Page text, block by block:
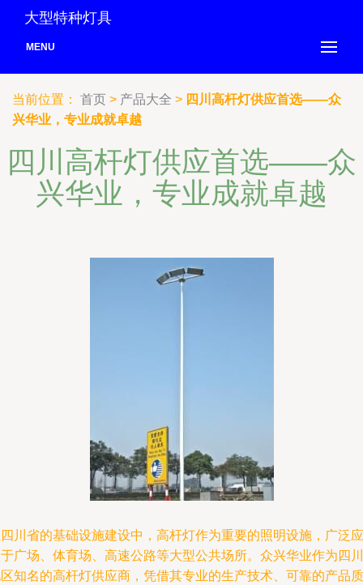
大型特种灯具
MENU
当前位置： 首页 > 产品大全 > 四川高杆灯供应首选——众
兴华业，专业成就卓越
四川高杆灯供应首选——众
兴华业，专业成就卓越
川省的基础设施建设中，高杆灯作为重要的照明设施，广泛应
广场、体育场、高速公路等大型公共场所。众兴华业作为四川
知名的高杆灯供应商，凭借其专业的生产技术、可靠的产品质